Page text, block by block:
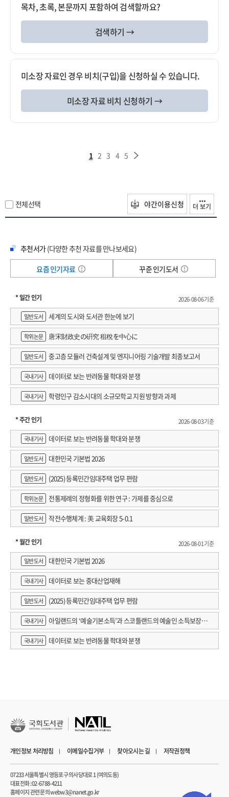
목차, 초록, 본문까지 포함하여 검색할까요?
검색하기 →
미소장 자료인 경우 비치(구입)을 신청하실 수 있습니다.
미소장 자료 비치 신청하기 →
1 2 3 4 5
전체선택 야간이용신청 더 보기
추천서가(다양한 추천 자료를 만나보세요)
요즘 인기자료
꾸준 인기도서
* 일간 인기
2026-08-06 기준
일반도서
세계의 도시와 도서관 한눈에 보기
학위논문 唐宋財政史の硏究 租稅を中心に
일반도서 중고층 모듈러 건축설계 및 엔지니어링 기술개발 최종보고서
국내기사 데이터로 보는 반려동물 학대와 분쟁
국내기사 학령인구 감소시대의 소규모학교 지원 방향과 과제
* 주간 인기
2026-08-03 기준
국내기사
데이터로 보는 반려동물 학대와 분쟁
일반도서 대한민국 기본법 2026
일반도서 (2025) 등록민간임대주택 업무 편람
학위논문 전통제례의 정형화를 위한 연구 : 가제를 중심으로
일반도서 작전수행체계 : 美 교육회장 5-0.1
* 월간 인기
2026-08-01 기준
일반도서
대한민국 기본법 2026
국내기사 데이터로 보는 중대산업재해
일반도서 (2025) 등록민간임대주택 업무 편람
국내기사
아일랜드의 ‘예술기본소득’과 스코틀랜드의 예술인 소득보장정
책 논의
국내기사 데이터로 보는 반려동물 학대와 분쟁
개인정보 처리방침 이메일수집거부 찾아오시는 길 저작권정책
07233 서울특별시 영등포구 의사당대로 1 (여의도동)
대표전화 : 02-6788-4211
홈페이지 관련 문의 webw3@nanet.go.kr